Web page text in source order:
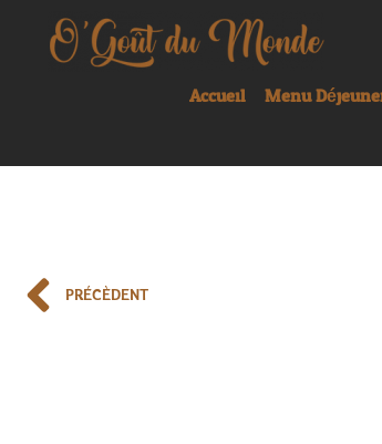
Accueil Menu
PRÉCÈDENT